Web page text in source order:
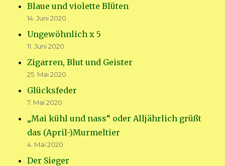
Blaue und violette Blüten
14. Juni 2020
Ungewöhnlich x 5
11. Juni 2020
Zigarren, Blut und Geister
25. Mai 2020
Glücksfeder
7. Mai 2020
„Mai kühl und nass“ oder Alljährlich grüßt
das (April-)Murmeltier
4. Mai 2020
Der Sieger